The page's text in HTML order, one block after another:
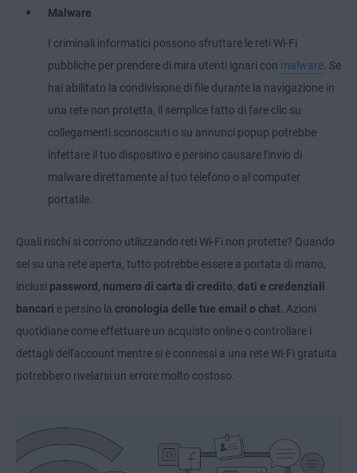
Malware
I criminali informatici possono sfruttare le reti Wi-Fi
pubbliche per prendere di mira utenti ignari con malware. Se
hai abilitato la condivisione di file durante la navigazione in
una rete non protetta, il semplice fatto di fare clic su
collegamenti sconosciuti o su annunci popup potrebbe
infettare il tuo dispositivo e persino causare l'invio di
malware direttamente al tuo telefono o al computer
portatile.
Quali rischi si corrono utilizzando reti Wi-Fi non protette? Quando
sei su una rete aperta, tutto potrebbe essere a portata di mano,
inclusi password , numero di carta di credito, dati e credenziali
bancari e persino la cronologia delle tue email o chat. Azioni
quotidiane come effettuare un acquisto online o controllare i
dettagli dell'account mentre si è connessi a una rete Wi-Fi gratuita
potrebbero rivelarsi un errore molto costoso.